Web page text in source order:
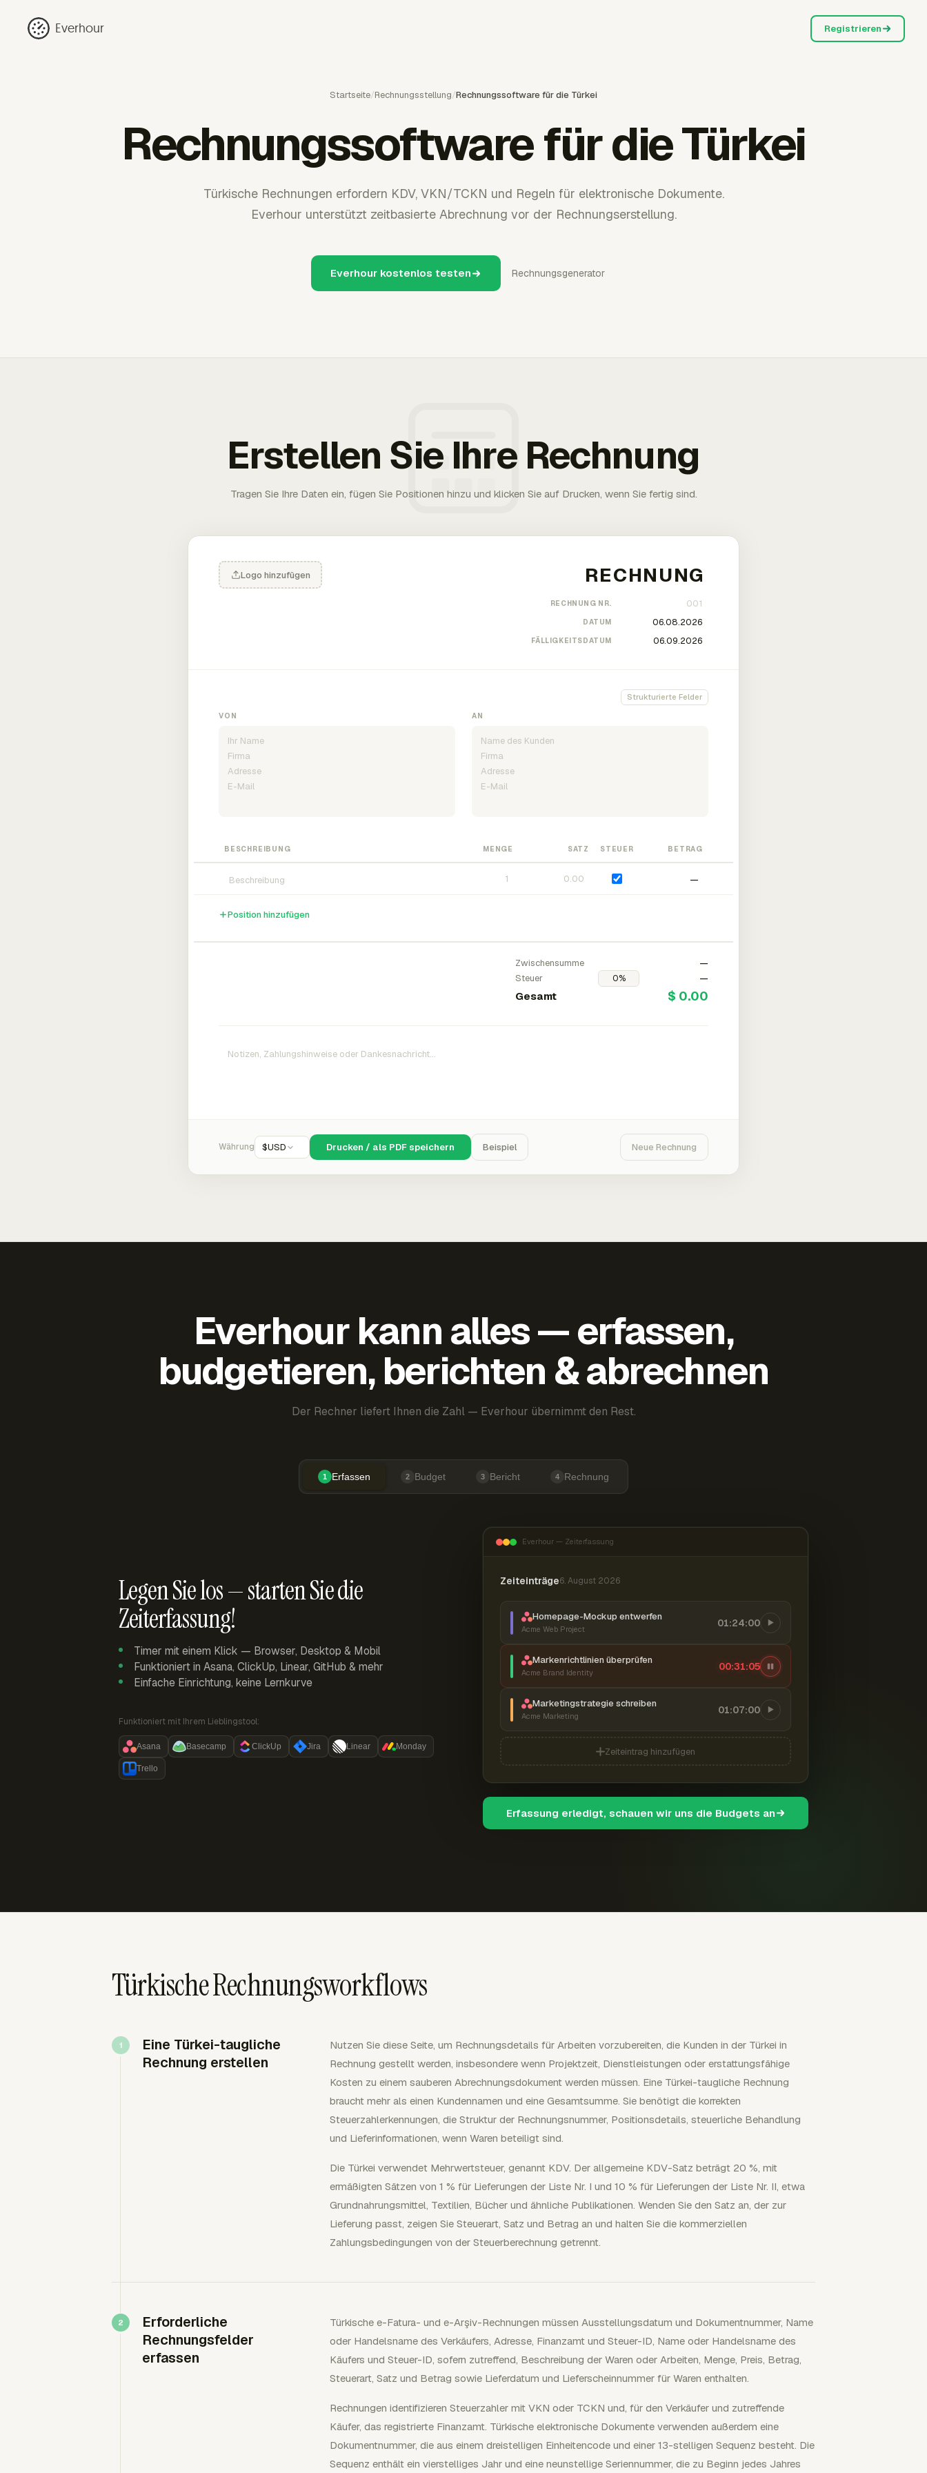
Everhour Registrieren
Startseite/Rechnungsstellung/Rechnungssoftware für die Türkei
Rechnungssoftware für die Türkei
Türkische Rechnungen erfordern KDV, VKN/TCKN und Regeln für elektronische Dokumente.
Everhour unterstützt zeitbasierte Abrechnung vor der Rechnungserstellung.
Everhour kostenlos testen Rechnungsgenerator
Erstellen Sie Ihre Rechnung
Tragen Sie Ihre Daten ein, fügen Sie Positionen hinzu und klicken Sie auf Drucken, wenn Sie fertig sind.
Logo hinzufügen
RECHNUNG NR.
DATUM
FÄLLIGKEITSDATUM
Strukturierte Felder
VON AN
BESCHREIBUNG MENGE SATZ STEUER BETRAG
—
Position hinzufügen
Zwischensumme
—
Steuer
—
Gesamt $ 0.00
Währung $USD Drucken / als PDF speichern Beispiel Neue Rechnung
Everhour kann alles — erfassen,
budgetieren, berichten & abrechnen
Der Rechner liefert Ihnen die Zahl — Everhour übernimmt den Rest.
1 Erfassen 2 Budget 3 Bericht 4 Rechnung
Legen Sie los — starten Sie die
Zeiterfassung!
Timer mit einem Klick — Browser, Desktop & Mobil
Funktioniert in Asana, ClickUp, Linear, GitHub & mehr
Einfache Einrichtung, keine Lernkurve
Funktioniert mit Ihrem Lieblingstool:
Asana Basecamp ClickUp Jira Linear Monday
Trello
Everhour — Zeiterfassung
Zeiteinträge6. August 2026
Homepage-Mockup entwerfen
Acme Web Project
01:24:00
Markenrichtlinien überprüfen
Acme Brand Identity
00:31:06
Marketingstrategie schreiben
Acme Marketing
01:07:00
Zeiteintrag hinzufügen
Erfassung erledigt, schauen wir uns die Budgets an
Türkische Rechnungsworkflows
Eine Türkei-taugliche
Rechnung erstellen
Nutzen Sie diese Seite, um Rechnungsdetails für Arbeiten vorzubereiten, die Kunden in der Türkei in
Rechnung gestellt werden, insbesondere wenn Projektzeit, Dienstleistungen oder erstattungsfähige
Kosten zu einem sauberen Abrechnungsdokument werden müssen. Eine Türkei-taugliche Rechnung
braucht mehr als einen Kundennamen und eine Gesamtsumme. Sie benötigt die korrekten
Steuerzahlerkennungen, die Struktur der Rechnungsnummer, Positionsdetails, steuerliche Behandlung
und Lieferinformationen, wenn Waren beteiligt sind.
Die Türkei verwendet Mehrwertsteuer, genannt KDV. Der allgemeine KDV-Satz beträgt 20 %, mit
ermäßigten Sätzen von 1 % für Lieferungen der Liste Nr. I und 10 % für Lieferungen der Liste Nr. II, etwa
Grundnahrungsmittel, Textilien, Bücher und ähnliche Publikationen. Wenden Sie den Satz an, der zur
Lieferung passt, zeigen Sie Steuerart, Satz und Betrag an und halten Sie die kommerziellen
Zahlungsbedingungen von der Steuerberechnung getrennt.
Erforderliche
Rechnungsfelder
erfassen
Türkische e-Fatura- und e-Arşiv-Rechnungen müssen Ausstellungsdatum und Dokumentnummer, Name
oder Handelsname des Verkäufers, Adresse, Finanzamt und Steuer-ID, Name oder Handelsname des
Käufers und Steuer-ID, sofern zutreffend, Beschreibung der Waren oder Arbeiten, Menge, Preis, Betrag,
Steuerart, Satz und Betrag sowie Lieferdatum und Lieferscheinnummer für Waren enthalten.
Rechnungen identifizieren Steuerzahler mit VKN oder TCKN und, für den Verkäufer und zutreffende
Käufer, das registrierte Finanzamt. Türkische elektronische Dokumente verwenden außerdem eine
Dokumentnummer, die aus einem dreistelligen Einheitencode und einer 13-stelligen Sequenz besteht. Die
Sequenz enthält ein vierstelliges Jahr und eine neunstellige Seriennummer, die zu Beginn jedes Jahres